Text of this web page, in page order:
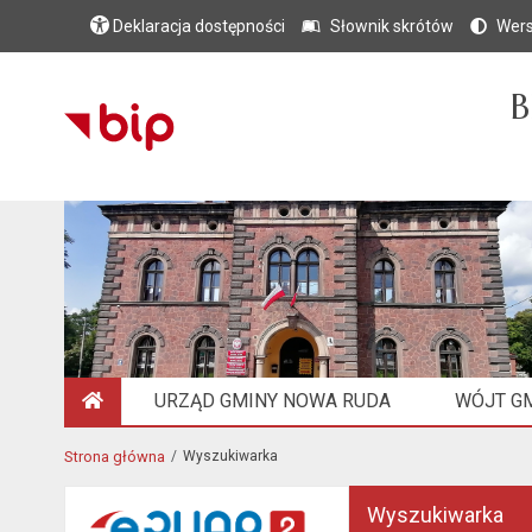
Deklaracja dostępności Słownik skrótów
URZĄD GMINY NOWA RUDA WÓJT
Strona główna Wyszukiwarka
Wyszukiwarka